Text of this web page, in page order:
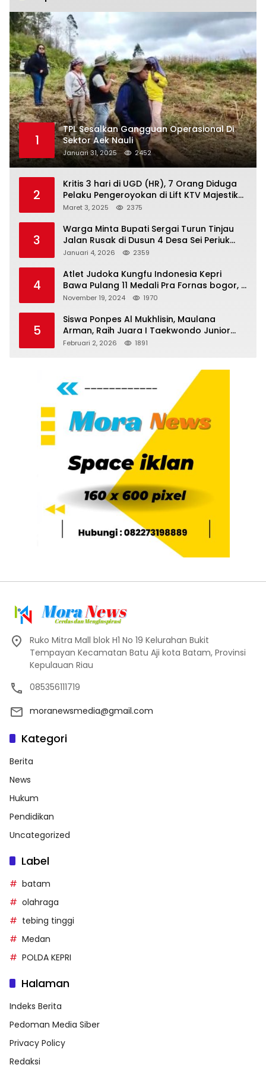
1
TPL Sesalkan Gangguan Operasional Di
Sektor Aek Nauli
Januari 31, 2025 2452
2
Kritis 3 hari di UGD (HR), 7 Orang Diduga
Pelaku Pengeroyokan di Lift KTV Majestik
Melenggang Bebas, Kantor Hukum JAP
Tanjungpinang
Maret 3, 2025 2375
3
Warga Minta Bupati Sergai Turun Tinjau
Jalan Rusak di Dusun 4 Desa Sei Periuk
Serdang Bedagai
Januari 4, 2026 2359
4
Atlet Judoka Kungfu Indonesia Kepri
Bawa Pulang 11 Medali Pra Fornas bogor, 3
Emas dan 8 Perunggu.
November 19, 2024 1970
5
Siswa Ponpes Al Mukhlisin, Maulana
Arman, Raih Juara I Taekwondo Junior
Putra di Riau National Championship 2026
Februari 2, 2026 1891
Ruko Mitra Mall blok H1 No 19 Kelurahan Bukit
Tempayan Kecamatan Batu Aji kota Batam, Provinsi
Kepulauan Riau
085356111719
moranewsmedia@gmail.com
Kategori
Berita
News
Hukum
Pendidikan
Uncategorized
Label
batam
olahraga
tebing tinggi
Medan
POLDA KEPRI
Halaman
Indeks Berita
Pedoman Media Siber
Privacy Policy
Redaksi